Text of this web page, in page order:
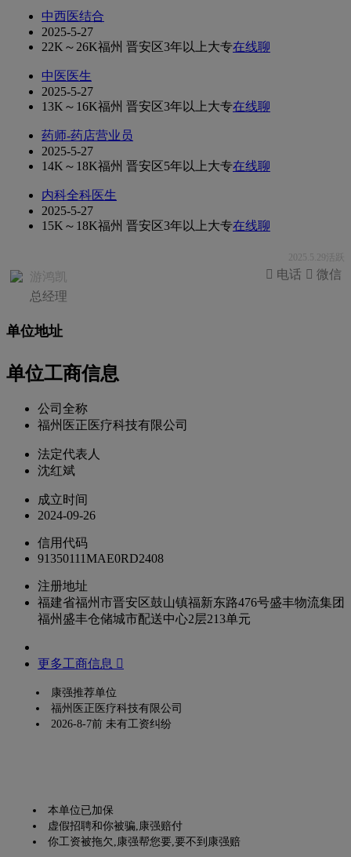
中西医结合
2025-5-27
22K～26K福州 晋安区3年以上大专在线聊
中医医生
2025-5-27
13K～16K福州 晋安区3年以上大专在线聊
药师-药店营业员
2025-5-27
14K～18K福州 晋安区5年以上大专在线聊
内科全科医生
2025-5-27
15K～18K福州 晋安区3年以上大专在线聊
2025.5.29活跃
游鸿凯
总经理
 微信
 电话
单位地址
单位工商信息
公司全称
福州医正医疗科技有限公司
法定代表人
沈红斌
成立时间
2024-09-26
信用代码
91350111MAE0RD2408
注册地址
福建省福州市晋安区鼓山镇福新东路476号盛丰物流集团
福州盛丰仓储城市配送中心2层213单元
更多工商信息 
康强推荐单位
福州医正医疗科技有限公司
2026-8-7前 未有工资纠纷
本单位已加保
虚假招聘和你被骗,康强赔付
你工资被拖欠,康强帮您要,要不到康强赔